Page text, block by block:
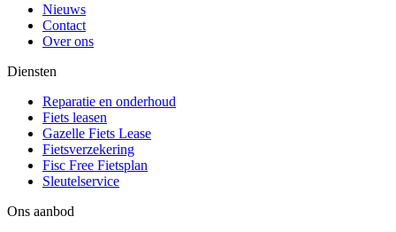
Nieuws
Contact
Over ons
Diensten
Reparatie en onderhoud
Fiets leasen
Gazelle Fiets Lease
Fietsverzekering
Fisc Free Fietsplan
Sleutelservice
Ons aanbod